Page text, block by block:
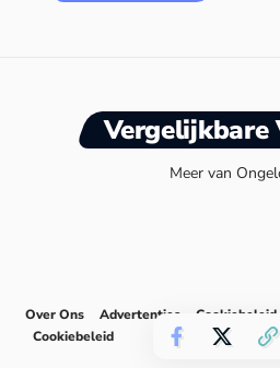
Vergelijkbare
Meer van
Over Ons Advertenties Cookiebeleid
Cookiebeleid